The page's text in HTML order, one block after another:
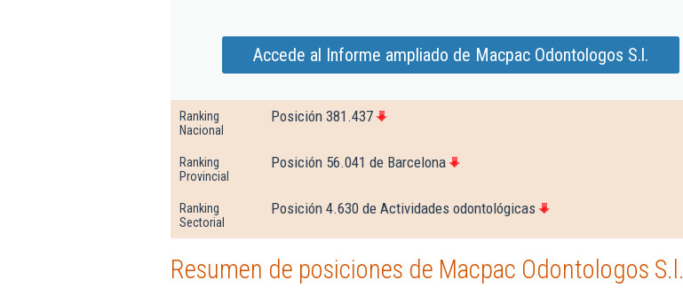
Accede al Informe ampliado de Macpac Odontologos S.l.
Ranking
Nacional
Posición 381.437
Ranking
Provincial
Posición 56.041 de Barcelona
Ranking
Sectorial
Posición 4.630 de Actividades odontológicas
Resumen de posiciones de Macpac Odontologos S.l.